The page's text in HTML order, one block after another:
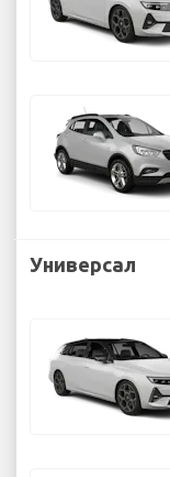
Универсал